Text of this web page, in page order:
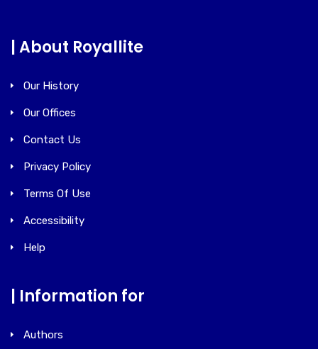
| About Royallite
Our History
Our Offices
Contact Us
Privacy Policy
Terms Of Use
Accessibility
Help
| Information for
Authors